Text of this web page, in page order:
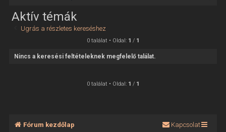
Aktív témák
Ugrás a részletes kereséshez
0 találat • Oldal: 1 / 1
Nincs a keresési feltételeknek megfelelő találat.
0 találat • Oldal: 1 / 1
Fórum kezdőlap Kapcsolat